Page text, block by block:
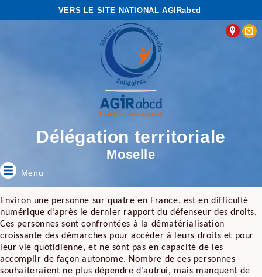
VERS LE SITE NATIONAL AGIRabcd
Délégation territoriale
Moselle
Menu
Environ une personne sur quatre en France, est en difficulté
numérique d’après le dernier rapport du défenseur des droits.
Ces personnes sont confrontées à la dématérialisation
croissante des démarches pour accéder à leurs droits et pour
leur vie quotidienne, et ne sont pas en capacité de les
accomplir de façon autonome. Nombre de ces personnes
souhaiteraient ne plus dépendre d’autrui, mais manquent de